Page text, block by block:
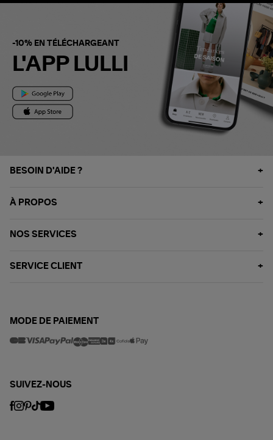
-10% EN TÉLÉCHARGEANT
L'APP LULLI
BESOIN D'AIDE ?
À PROPOS
NOS SERVICES
SERVICE CLIENT
MODE DE PAIEMENT
SUIVEZ-NOUS